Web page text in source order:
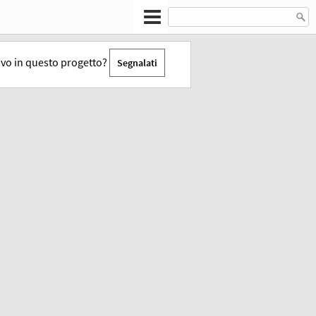
in questo progetto? Segnalati